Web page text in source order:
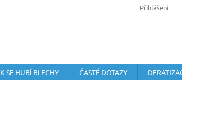
OCHRANA OSOBNÍCH ÚDAJŮ
Přihlášení
SE HUBÍ BLECHY ČASTÉ DOTAZY
DERATIZACE